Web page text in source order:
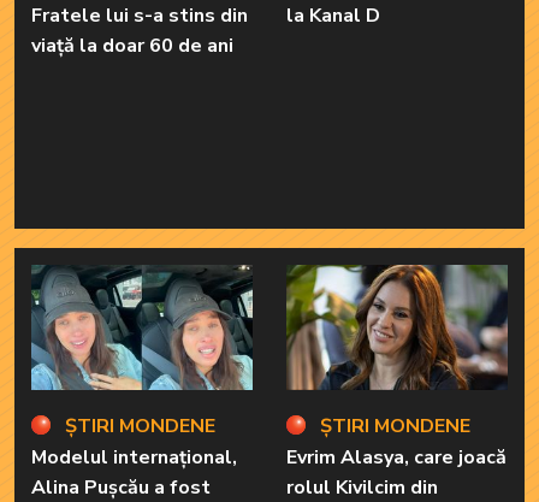
Fratele lui s-a stins din
viață la doar 60 de ani
ȘTIRI MONDENE
Modelul internațional,
Alina Pușcău a fost
la Kanal D
ȘTIRI MONDENE
Evrim Alasya, care joacă
rolul Kivilcim din